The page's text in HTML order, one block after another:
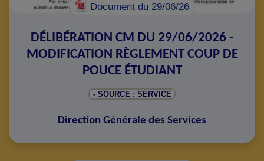
Documentdu 29/06/26
DÉLIBÉRATION CM DU 29/06/2026 -
MODIFICATION RÈGLEMENT COUP DE
POUCE ÉTUDIANT
- SOURCE : SERVICE
Direction Générale des Services